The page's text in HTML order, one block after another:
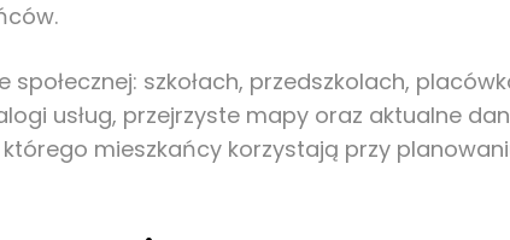
szkołach, przedszkolach,
usług, przejrzyste mapy oraz aktualne
mieszkańcy korzystają przy